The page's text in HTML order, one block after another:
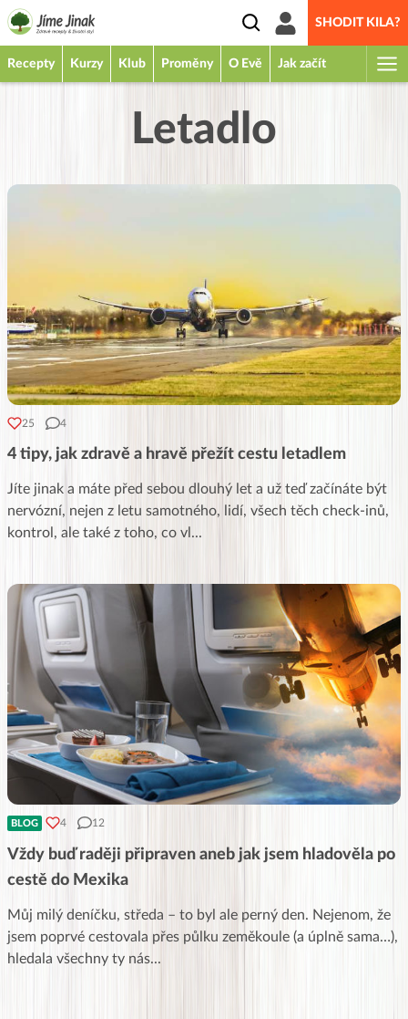
SHODIT KILA?
Recepty Kurzy Klub Proměny O Evě Jak začít
Letadlo
25 4
4 tipy, jak zdravě a hravě přežít cestu letadlem
Jíte jinak a máte před sebou dlouhý let a už teď začínáte být
nervózní, nejen z letu samotného, lidí, všech těch check-inů,
kontrol, ale také z toho, co vl ...
BLOG 4 12
Vždy buď raději připraven aneb jak jsem hladověla po
cestě do Mexika
Můj milý deníčku, středa – to byl ale perný den. Nejenom, že
jsem poprvé cestovala přes půlku zeměkoule (a úplně sama…),
hledala všechny ty nás...